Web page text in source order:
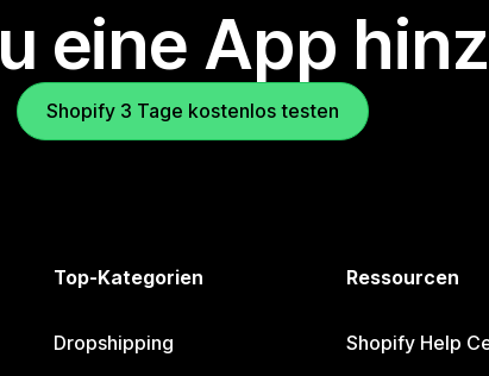
eine App
Shopify 3 Tage kostenlos testen
Top-Kategorien
Dropshipping
Ressourcen
Shopify Help